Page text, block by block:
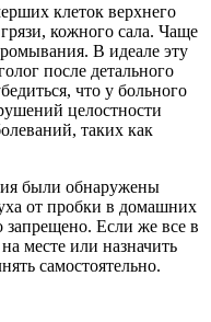
клеток верхнего
кожного сала. Чаще
В идеале эту
после детального
что у больного
целостности
таких как
были обнаружены
от пробки в домашних
запрещено. Если же все в
месте или назначить
самостоятельно.